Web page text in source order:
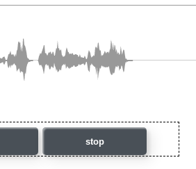
stop